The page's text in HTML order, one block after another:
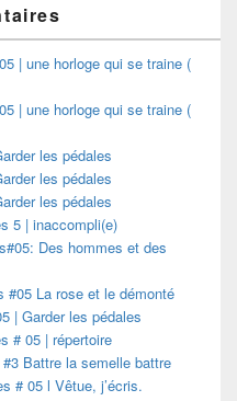
| une horloge qui se traine (
| une horloge qui se traine (
les pédales
les pédales
les pédales
5 | inaccompli(e)
Des hommes et des
#05 La rose et le démonté
| Garder les pédales
# 05 | répertoire
Battre la semelle battre
# 05 l Vêtue, j’écris.